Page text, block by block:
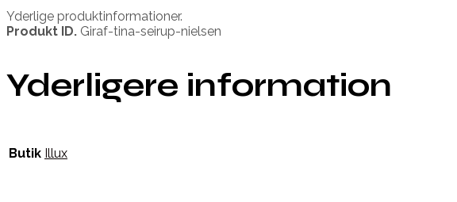
Yderlige produktinformationer.
Produkt ID. Giraf-tina-seirup-nielsen
Yderligere information
Butik Illux